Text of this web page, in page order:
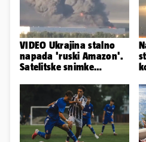
VIDEO Ukrajina stalno
napada 'ruski Amazon'.
Satelitske snimke